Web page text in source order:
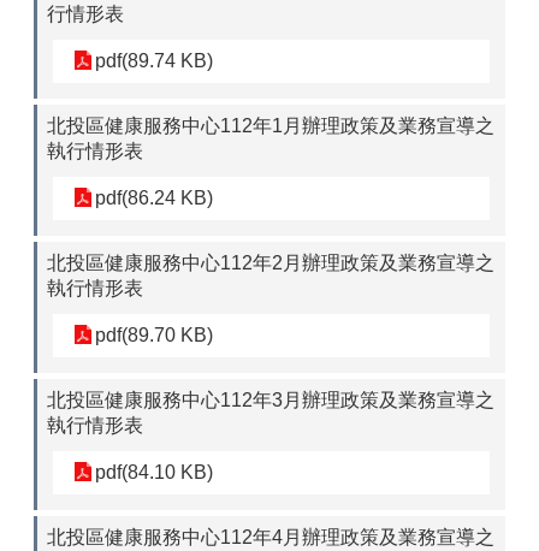
行情形表
pdf(89.74 KB)
北投區健康服務中心112年1月辦理政策及業務宣導之
執行情形表
pdf(86.24 KB)
北投區健康服務中心112年2月辦理政策及業務宣導之
執行情形表
pdf(89.70 KB)
北投區健康服務中心112年3月辦理政策及業務宣導之
執行情形表
pdf(84.10 KB)
北投區健康服務中心112年4月辦理政策及業務宣導之